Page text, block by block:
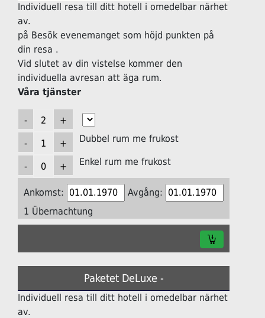
Individuell resa till ditt hotell i omedelbar närhet
av.
på Besök evenemanget som höjd punkten på
din resa .
Vid slutet av din vistelse kommer den
individuella avresan att äga rum.
Våra tjänster
Dubbel rum me frukost
Enkel rum me frukost
Ankomst:
Avgång:
1 Übernachtung
Paketet DeLuxe -
Individuell resa till ditt hotell i omedelbar närhet
av.